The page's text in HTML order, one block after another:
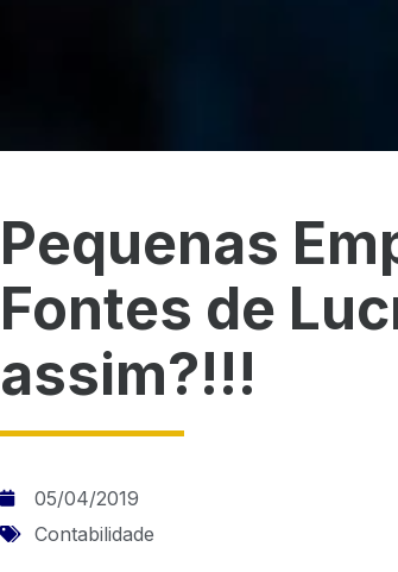
Pequenas
Fontes de
assim?!!!
05/04/2019
Contabilidade